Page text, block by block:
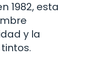
1982, esta
y la